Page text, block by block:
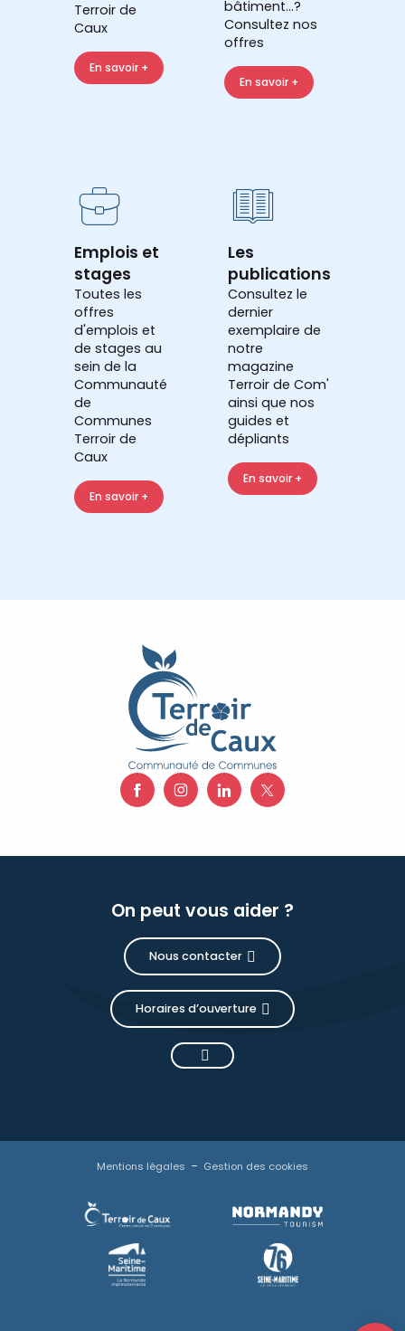
Terroir de
Caux
En savoir +
bâtiment...?
Consultez nos
offres
En savoir +
Emplois et
stages
Toutes les
offres
d'emplois et
de stages au
sein de la
Communauté
de
Communes
Terroir de
Caux
En savoir +
Les
publications
Consultez le
dernier
exemplaire de
notre
magazine
Terroir de Com'
ainsi que nos
guides et
dépliants
En savoir +
On peut vous aider ?
Nous contacter
Horaires d’ouverture
Mentions légales Gestion des cookies